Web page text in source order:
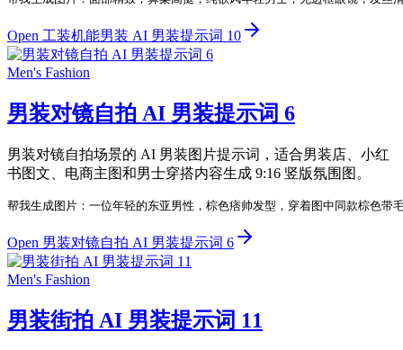
Open 工装机能男装 AI 男装提示词 10
Men's Fashion
男装对镜自拍 AI 男装提示词 6
男装对镜自拍场景的 AI 男装图片提示词，适合男装店、小红
书图文、电商主图和男士穿搭内容生成 9:16 竖版氛围图。
帮我生成图片：一位年轻的东亚男性，棕色痞帅发型，穿着图中同款棕色
Open 男装对镜自拍 AI 男装提示词 6
Men's Fashion
男装街拍 AI 男装提示词 11